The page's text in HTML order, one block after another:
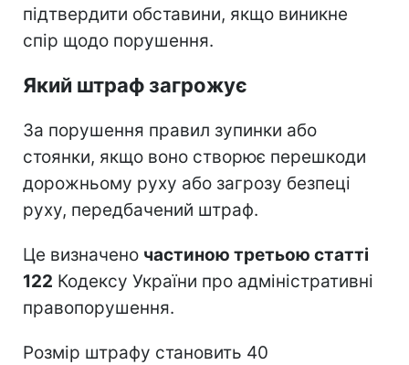
підтвердити обставини, якщо виникне
спір щодо порушення.
Який штраф загрожує
За порушення правил зупинки або
стоянки, якщо воно створює перешкоди
дорожньому руху або загрозу безпеці
руху, передбачений штраф.
Це визначено частиною третьою статті
122 Кодексу України про адміністративні
правопорушення.
Розмір штрафу становить 40